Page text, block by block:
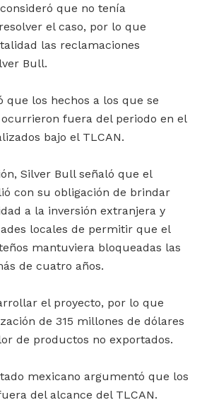
que no tenía
el caso, por lo que
las reclamaciones
Bull.
que los hechos a los que se
fuera del periodo en el
bajo el TLCAN.
Silver Bull señaló que el
con su obligación de brindar
a la inversión extranjera y
locales de permitir que el
mantuviera bloqueadas las
de cuatro años.
el proyecto, por lo que
de 315 millones de dólares
de productos no exportados.
mexicano argumentó que los
del alcance del TLCAN.